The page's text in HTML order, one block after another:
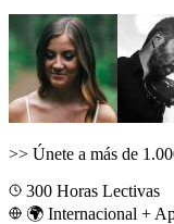
>> Únete a más de
300 Horas Lectivas
🌍 Internacional +